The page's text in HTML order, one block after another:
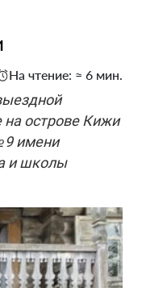
На чтение: ≈ 6 мин.
на острове Кижи
имени
и школы